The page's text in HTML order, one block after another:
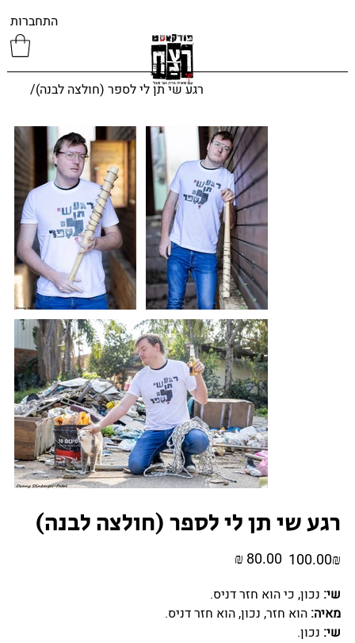
התחברות
/רגע שי תן לי לספר (חולצה לבנה)
רגע שי תן לי לספר (חולצה לבנה)
מחיר
מקורי
‏100.00 ‏₪
מחיר
מבצע
שי: נכון, כי הוא חזר דניס.
מאיה: הוא חזר, נכון, הוא חזר דניס.
שי: נכון.